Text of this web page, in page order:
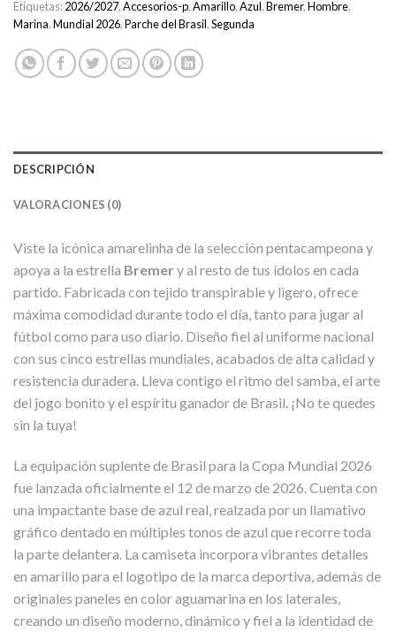
Etiquetas:2026/2027,Accesorios-p,Amarillo,Azul,Bremer,Hombre,
Marina,Mundial 2026,Parche del Brasil,Segunda
DESCRIPCIÓN
VALORACIONES (0)
Viste la icónica amarelinha de la selección pentacampeona y
apoya a la estrella Bremer y al resto de tus ídolos en cada
partido. Fabricada con tejido transpirable y ligero, ofrece
máxima comodidad durante todo el día, tanto para jugar al
fútbol como para uso diario. Diseño fiel al uniforme nacional
con sus cinco estrellas mundiales, acabados de alta calidad y
resistencia duradera. Lleva contigo el ritmo del samba, el arte
del jogo bonito y el espíritu ganador de Brasil. ¡No te quedes
sin la tuya!
La equipación suplente de Brasil para la Copa Mundial 2026
fue lanzada oficialmente el 12 de marzo de 2026. Cuenta con
una impactante base de azul real, realzada por un llamativo
gráfico dentado en múltiples tonos de azul que recorre toda
la parte delantera. La camiseta incorpora vibrantes detalles
en amarillo para el logotipo de la marca deportiva, además de
originales paneles en color aguamarina en los laterales,
creando un diseño moderno, dinámico y fiel a la identidad de